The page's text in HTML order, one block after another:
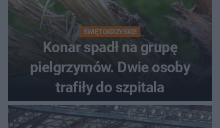
ŚWIĘTOKRZYSKIE
Konar spadł na grupę
pielgrzymów. Dwie osoby
trafiły do szpitala